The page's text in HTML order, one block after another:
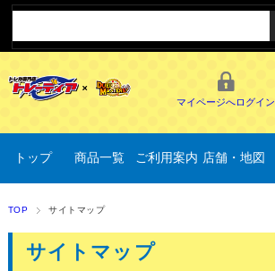
マイページへログイン
トップ 商品一覧 ご利用案内 店舗・地図
TOP サイトマップ
サイトマップ